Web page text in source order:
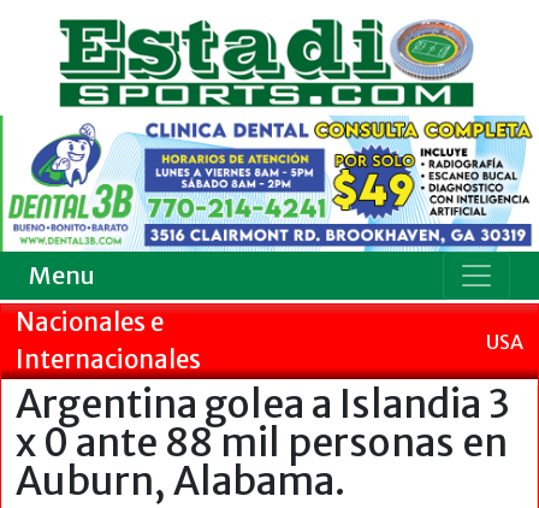
Menu
Nacionales e
Internacionales
USA
Argentina golea a Islandia 3
x 0 ante 88 mil personas en
Auburn, Alabama.